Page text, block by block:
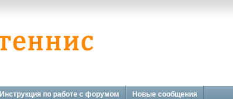
Инструкция по работе с форумом Новые сообщения